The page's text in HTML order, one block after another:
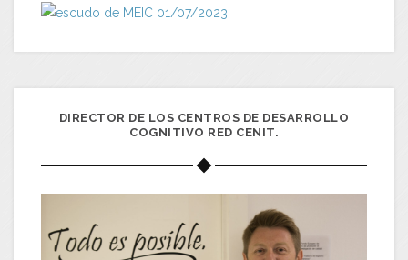
DIRECTOR DE LOS CENTROS DE DESARROLLO
COGNITIVO RED CENIT.